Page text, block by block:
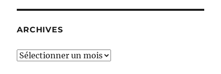
ARCHIVES
ARCHIVES